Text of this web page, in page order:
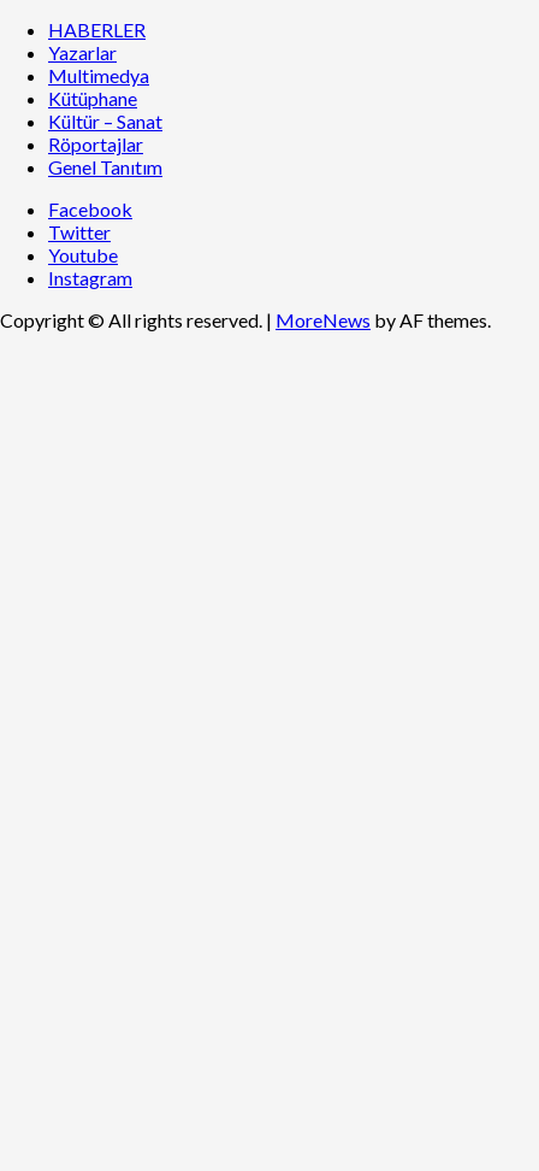
HABERLER
Yazarlar
Multimedya
Kütüphane
Kültür – Sanat
Röportajlar
Genel Tanıtım
Facebook
Twitter
Youtube
Instagram
Copyright © All rights reserved. | MoreNews by AF themes.